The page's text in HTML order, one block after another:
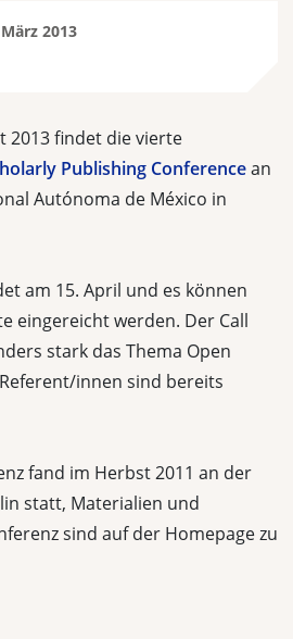
2013
2013 findet die vierte
Publishing Conferencean
Autónoma de México in
am 15. April und es können
eingereicht werden. Der Call
stark das Thema Open
innen sind bereits
fand im Herbst 2011 an der
statt, Materialien und
sind auf der Homepage zu